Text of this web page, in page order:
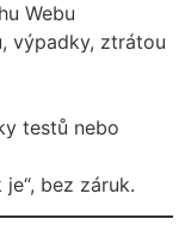
Webu
výpadky, ztrátou
testů nebo
bez záruk.